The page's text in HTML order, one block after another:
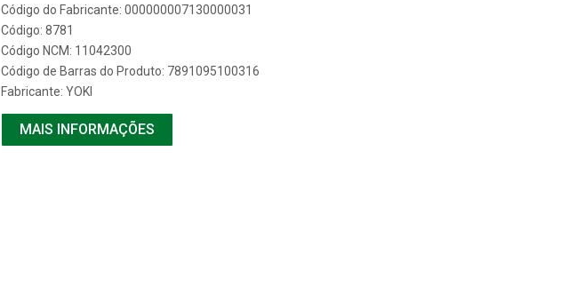
Código do Fabricante: 000000007130000031
Código: 8781
Código NCM: 11042300
Código de Barras do Produto: 7891095100316
Fabricante: YOKI
MAIS INFORMAÇÕES